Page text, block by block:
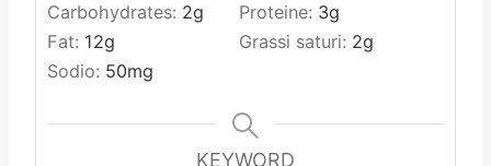
Carbohydrates: 2g Proteine: 3g
Fat: 12g Grassi saturi: 2g
Sodio: 50mg
KEYWORD